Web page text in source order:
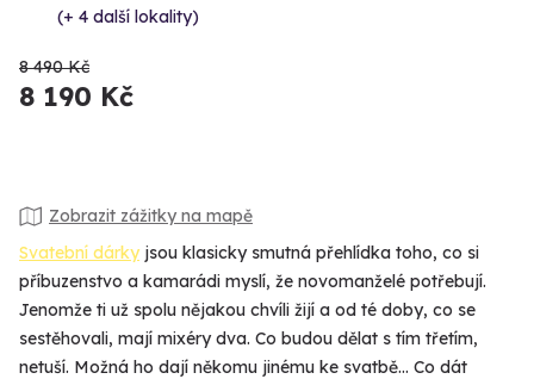
(+ 4 další lokality)
8 490 Kč
8 190 Kč
Zobrazit zážitky na mapě
Svatební dárky jsou klasicky smutná přehlídka toho, co si
příbuzenstvo a kamarádi myslí, že novomanželé potřebují.
Jenomže ti už spolu nějakou chvíli žijí a od té doby, co se
sestěhovali, mají mixéry dva. Co budou dělat s tím třetím,
netuší. Možná ho dají někomu jinému ke svatbě... Co dát